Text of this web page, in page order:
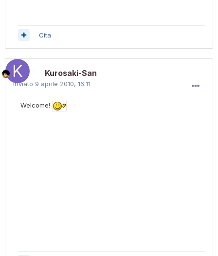
Cita
Kurosaki-San
Inviato 9 aprile 2010, 16:11
Welcome!